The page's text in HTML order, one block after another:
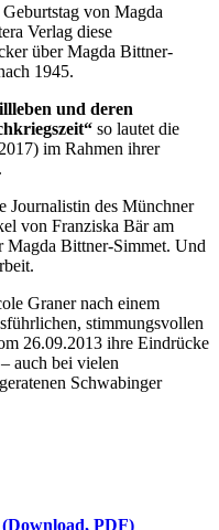
von Magda
Verlag diese
über Magda Bittner-
1945.
und deren
so lautet die
im Rahmen ihrer
Journalistin des Münchner
von Franziska Bär am
Magda Bittner-Simmet. Und
Graner nach einem
stimmungsvollen
26.09.2013 ihre Eindrücke
auch bei vielen
Schwabinger
PDF)